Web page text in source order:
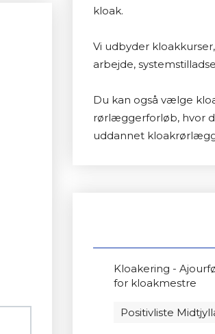
kloak.
Vi udbyder
arbejde,
Du kan også vælge
rørlæggerforløb, hvor
uddannet
Kloakering -
for kloakmestre
Positivliste